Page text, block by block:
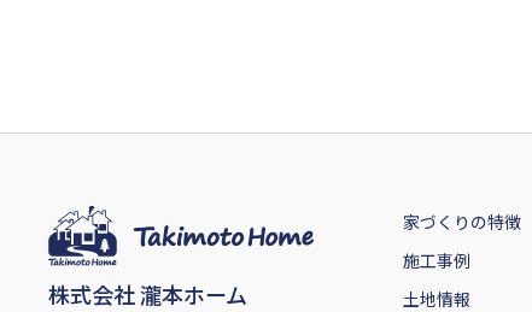
株式会社 瀧本ホーム
家づくりの特徴
施工事例
土地情報